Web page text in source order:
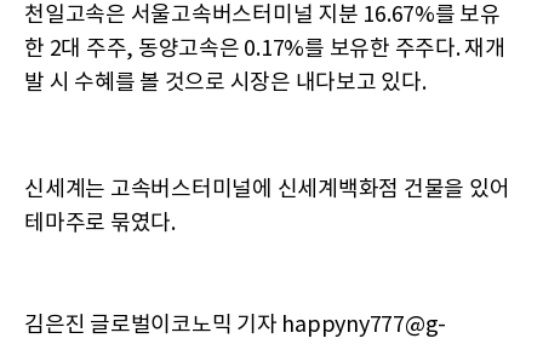
천일고속은 서울고속버스터미널 지분 16.67%를 보유
한 2대 주주, 동양고속은 0.17%를 보유한 주주다. 재개
발 시 수혜를 볼 것으로 시장은 내다보고 있다.
신세계는 고속버스터미널에 신세계백화점 건물을 있어
테마주로 묶였다.
김은진 글로벌이코노믹 기자 happyny777@g-